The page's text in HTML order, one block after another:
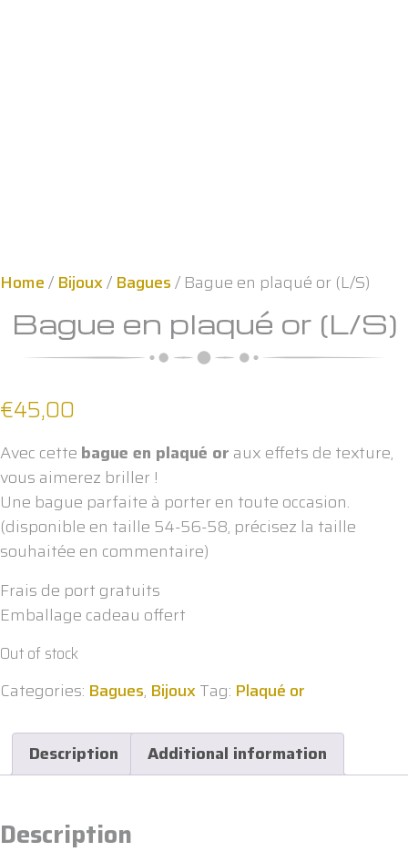
Home/ Bijoux/ Bagues/ Bague en plaqué or (L/S)
Bague en plaqué or (L/S)
€45,00
Avec cette bague en plaqué or aux effets de texture,
vous aimerez briller !
Une bague parfaite à porter en toute occasion.
(disponible en taille 54-56-58, précisez la taille
souhaitée en commentaire)
Frais de port gratuits
Emballage cadeau offert
Out of stock
Categories: Bagues, BijouxTag: Plaqué or
Description Additional information
Description